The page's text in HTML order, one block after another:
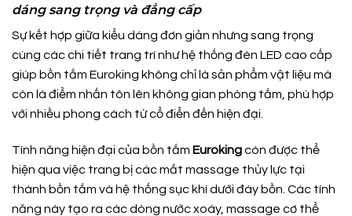
dáng sang trọng và đẳng cấp
Sự kết hợp giữa kiểu dáng đơn giản nhưng sang trọng
cùng các chi tiết trang trí như hệ thống đèn LED cao cấp
giúp bồn tắm Euroking không chỉ là sản phẩm vật liệu mà
còn là điểm nhấn tôn lên không gian phòng tắm, phù hợp
với nhiều phong cách từ cổ điển đến hiện đại.
Tính năng hiện đại của bồn tắm Eurokingcòn được thể
hiện qua việc trang bị các mắt massage thủy lực tại
thành bồn tắm và hệ thống sục khí dưới đáy bồn. Các tính
năng này tạo ra các dòng nước xoáy, massage cơ thể